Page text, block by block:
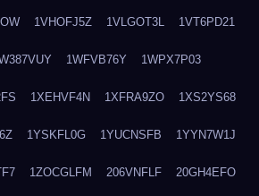
1VHOFJ5Z 1VLGOT3L 1VT6PD21
1WFVB76Y 1WPX7P03
1XEHVF4N 1XFRA9ZO 1XS2YS68
1YSKFL0G 1YUCNSFB 1YYN7W1J
1ZOCGLFM 206VNFLF 20GH4EFO